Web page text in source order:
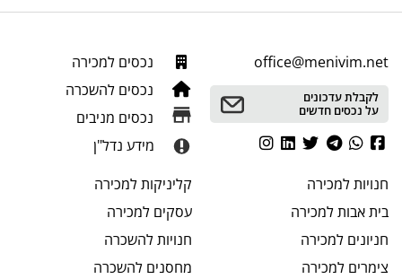
office@menivim.net
לקבלת עדכונים
על נכסים חדשים
נכסים למכירה
נכסים להשכרה
נכסים מניבים
מידע נדל"ן
חנויותלמכירה
בית אבותלמכירה
חניונים למכירה
צימרים למכירה
קליניקותלמכירה
עסקים למכירה
חנויותלהשכרה
מחסנים להשכרה